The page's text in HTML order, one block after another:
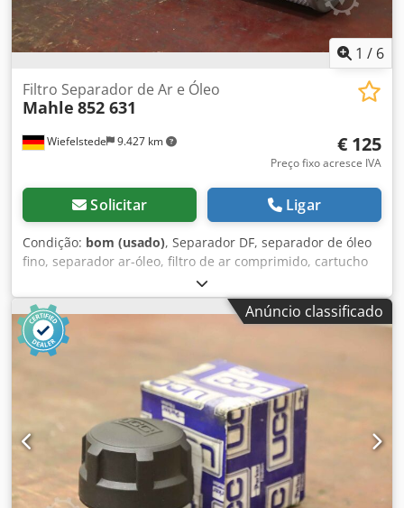
1 / 6
Wiefelstede 9.427 km
Filtro Separador de Ar e Óleo
Mahle 852 631
€ 125
Preço fixo acresce IVA
Solicitar Ligar
Condição: bom (usado), Separador DF, separador de óleo
fino, separador ar-óleo, filtro de ar comprimido, cartucho
de filtro, filtro fino, filtro, pré-filtro, filtro de ar de admissão,
carcaça do filtro de ar, carcaça do filtro de ar, filtro de ar
do gerador -Fabricante: Filtro Separador de Óleo Mahle Air
Tipo 852 631 -Interior/exterior: Ø 120/170 mm -
Quantidade: 1x filtro de ar disponível -Dimensões: Ø 200 x
610 mm Djdpfxswbz Das Af Eewa -Peso: 4,2 kg
Anúncio classificado